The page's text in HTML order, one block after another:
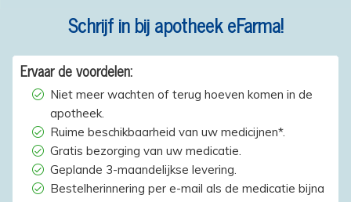
Schrijf in bij apotheek eFarma!
Ervaar de voordelen:
Niet meer wachten of terug hoeven komen in de
apotheek.
Ruime beschikbaarheid van uw medicijnen*.
Gratis bezorging van uw medicatie.
Geplande 3-maandelijkse levering.
Bestelherinnering per e-mail als de medicatie bijna